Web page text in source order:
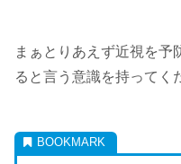
まぁとりあえず近視を予
ると言う意識を持ってく